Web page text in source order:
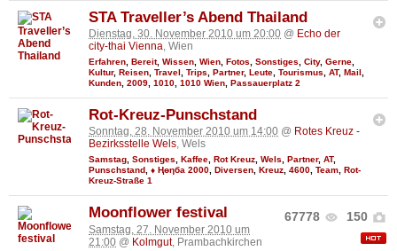
STA Traveller’s Abend Thailand
Dienstag, 30. November 2010 um 20:00 @ Echo der
city-thai Vienna, Wien
Erfahren Bereit, Wissen Wien Fotos Sonstiges City, Gerne
Kultur, Reisen Travel Trips Partner, Leute Tourismus AT, Mail
Kunden 2009 1010 1010 Wien Passauerplatz 2
Rot-Kreuz-Punschstand
Sonntag, 28. November 2010 um 14:00 @ Rotes Kreuz -
Bezirksstelle Wels, Wels
Samstag, Sonstiges, Kaffee, Rot Kreuz, Wels, Partner, AT,
Punschstand, ♦ Ңөηба 2000, Diversen, Kreuz, 4600, Team, Rot-
Kreuz-Straße 1
67778 150
Moonflower festival
Samstag, 27. November 2010 um
21:00 @ Kolmgut, Prambachkirchen